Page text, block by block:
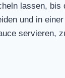
lassen,
und in
servieren,